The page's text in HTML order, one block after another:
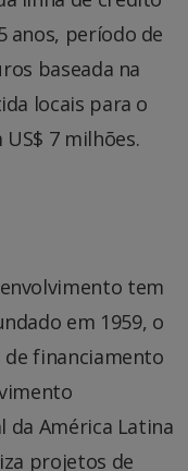
anos, período de
baseada na
locais para o
7 milhões.
tem
em 1959, o
de financiamento
da América Latina
projetos de